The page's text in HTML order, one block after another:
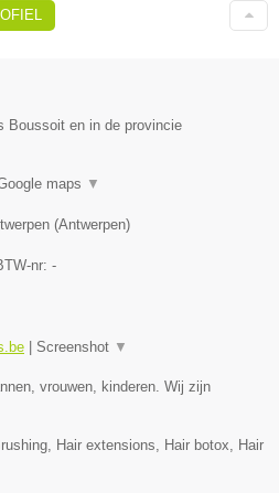
Boussoit en in de provincie
maps ▼
(Antwerpen)
nr: -
| Screenshot ▼
vrouwen, kinderen. Wij zijn
Hair extensions, Hair botox, Hair